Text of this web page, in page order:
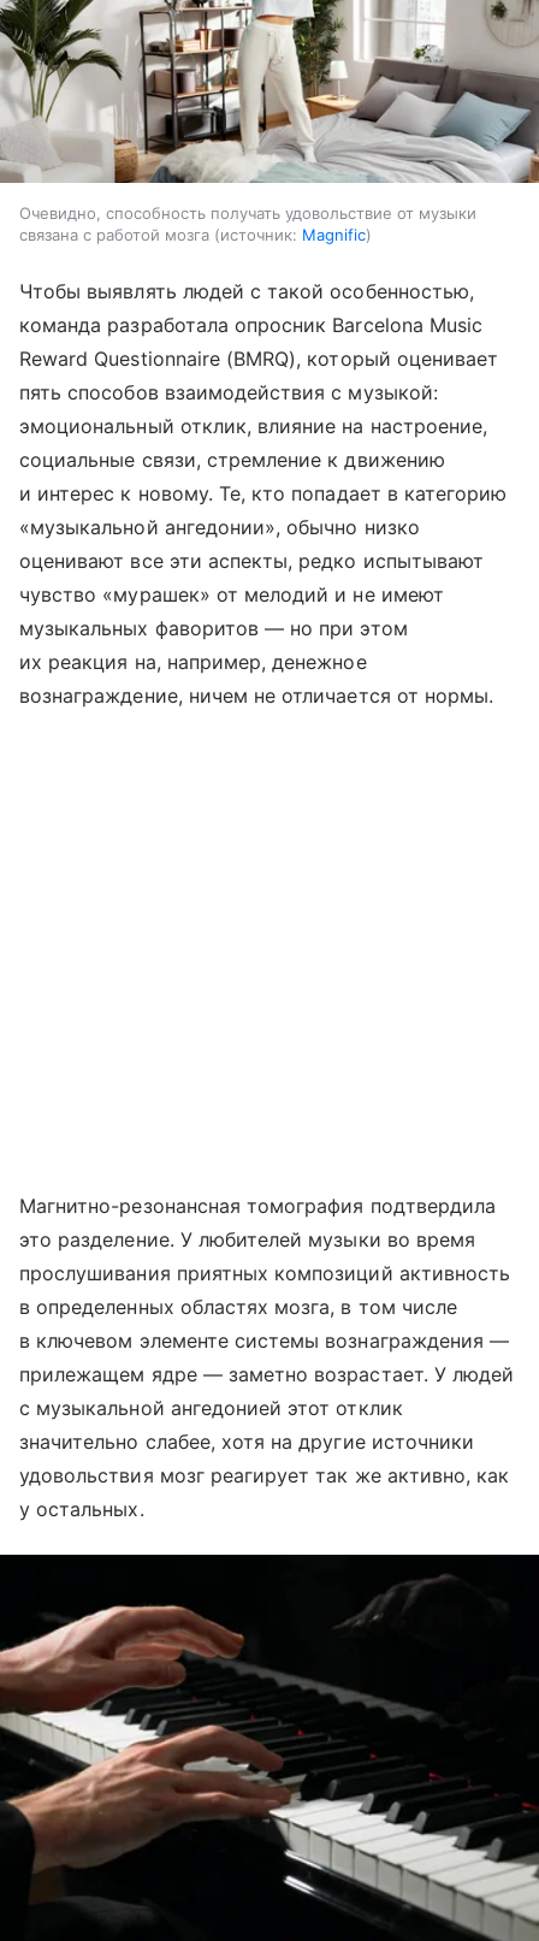
Очевидно, способность получать удовольствие от музыки
связана с работой мозга
источник: Magnific
Чтобы выявлять людей с такой особенностью,
команда разработала опросник Barcelona Music
Reward Questionnaire (BMRQ), который оценивает
пять способов взаимодействия с музыкой:
эмоциональный отклик, влияние на настроение,
социальные связи, стремление к движению
и интерес к новому. Те, кто попадает в категорию
«музыкальной ангедонии», обычно низко
оценивают все эти аспекты, редко испытывают
чувство «мурашек» от мелодий и не имеют
музыкальных фаворитов — но при этом
их реакция на, например, денежное
вознаграждение, ничем не отличается от нормы.
Магнитно-резонансная томография подтвердила
это разделение. У любителей музыки во время
прослушивания приятных композиций активность
в определенных областях мозга, в том числе
в ключевом элементе системы вознаграждения —
прилежащем ядре — заметно возрастает. У людей
с музыкальной ангедонией этот отклик
значительно слабее, хотя на другие источники
удовольствия мозг реагирует так же активно, как
у остальных.